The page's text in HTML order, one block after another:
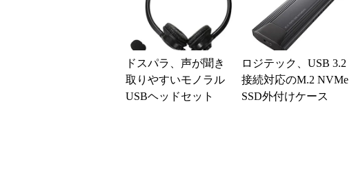
ドスパラ、声が聞き
取りやすいモノラル
USBヘッドセット
ロジテック、USB 3.2
接続対応のM.2 NVMe
SSD外付けケース